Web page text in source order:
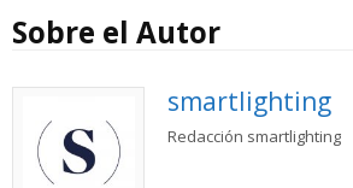
Sobre el Autor
smartlighting
Redacción smartlighting